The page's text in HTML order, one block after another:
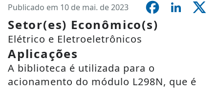
Publicado em 10 de mai. de 2023
Setor(es) Econômico(s)
Elétrico e Eletroeletrônicos
Aplicações
A biblioteca é utilizada para o
acionamento do módulo L298N, que é